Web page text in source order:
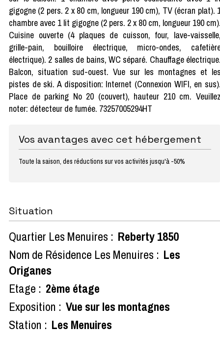
gigogne (2 pers. 2 x 80 cm, longueur 190 cm), TV (écran plat).
chambre avec 1 lit gigogne (2 pers. 2 x 80 cm, longueur 190
Cuisine ouverte (4 plaques de cuisson, four, lave-
grille-pain, bouilloire électrique, micro-ondes,
électrique). 2 salles de bains, WC séparé. Chauffage
Balcon, situation sud-ouest. Vue sur les montagnes et
pistes de ski. A disposition: Internet (Connexion WIFI, en
Place de parking No 20 (couvert), hauteur 210 cm.
noter: détecteur de fumée. 73257005294HT
Vos avantages avec cet hébergement
Toute la saison, des réductions sur vos activités jusqu'à -50%
Situation
Quartier Les Menuires : Reberty 1850
Nom de Résidence Les Menuires : Les
Origanes
Etage : 2ème étage
Exposition : Vue sur les montagnes
Station : Les Menuires